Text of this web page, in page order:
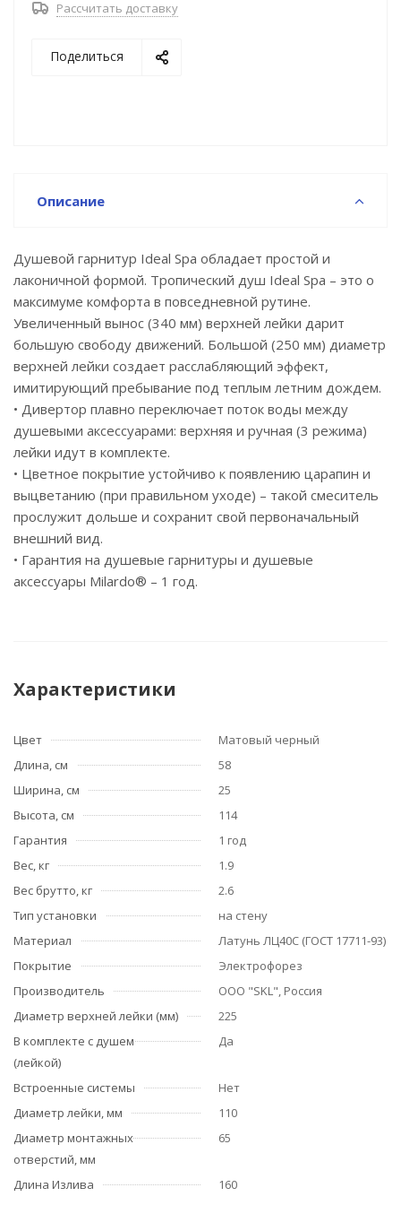
такой смеситель прослужит дольше и сохранит
• Гарантия на душевые гарнитуры и душевые
Рассчитать доставку
Поделиться
Описание
Душевой гарнитур Ideal Spa обладает простой и
лаконичной формой. Тропический душ Ideal Spa – это о
максимуме комфорта в повседневной рутине.
Увеличенный вынос (340 мм) верхней лейки дарит
большую свободу движений. Большой (250 мм) диаметр
верхней лейки создает расслабляющий эффект,
имитирующий пребывание под теплым летним дождем.
• Дивертор плавно переключает поток воды между
душевыми аксессуарами: верхняя и ручная (3 режима)
лейки идут в комплекте.
• Цветное покрытие устойчиво к появлению царапин и
выцветанию (при правильном уходе) – такой смеситель
прослужит дольше и сохранит свой первоначальный
внешний вид.
• Гарантия на душевые гарнитуры и душевые
аксессуары Milardo® – 1 год.
Характеристики
Цвет
Матовый черный
Длина, см
58
Ширина, см
25
Высота, см
114
Гарантия
1 год
Вес, кг
1.9
Вес брутто, кг
2.6
Тип установки
на стену
Материал
Латунь ЛЦ40C (ГОСТ 17711-93)
Покрытие
Электрофорез
Производитель
ООО "SKL", Россия
Диаметр верхней лейки (мм)
225
В комплекте с душем
(лейкой)
Да
Встроенные системы
Нет
Диаметр лейки, мм
110
Диаметр монтажных
отверстий, мм
65
Длина Излива
160